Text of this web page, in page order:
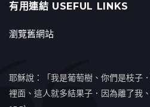
有用連結 USEFUL LINKS
瀏覽舊網站
耶穌說：「我是葡萄樹、你們是枝子
裡面、這人就多結果子．因為離了我